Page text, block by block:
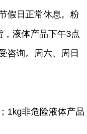
假日正常休息。粉
液体产品下午3点
咨询。周六、周日
1kg非危险液体产品